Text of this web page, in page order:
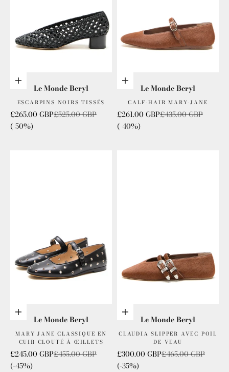
Choisis les options
Le Monde Beryl
ESCARPINS NOIRS TISSÉS
Prix de vente
£265.00 GBPPrix normal
£525.00 GBP
(-50%)
Choisis les options
Le Monde Beryl
CALF-HAIR MARY-JANE
Prix de vente
£261.00 GBPPrix normal
£435.00 GBP
(-40%)
Choisis les options
Le Monde Beryl
MARY JANE CLASSIQUE EN
CUIR CLOUTÉ À ŒILLETS
Prix de vente
£245.00 GBPPrix normal
£455.00 GBP
(-45%)
Choisis les options
Le Monde Beryl
CLAUDIA SLIPPER AVEC POIL
DE VEAU
Prix de vente
£300.00 GBPPrix normal
£465.00 GBP
(-35%)